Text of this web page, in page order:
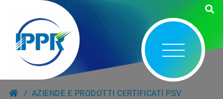
AZIENDE E PRODOTTI CERTIFICATI PSV